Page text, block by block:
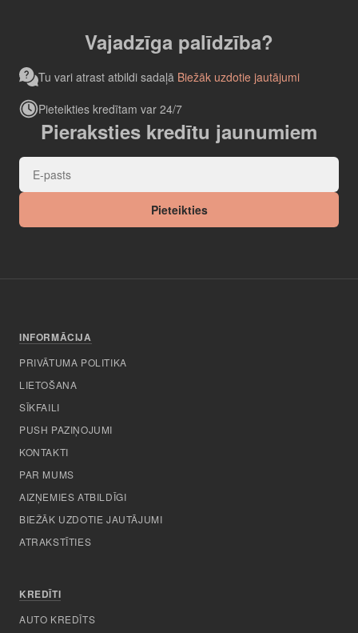
Vajadzīga palīdzība?
Tu vari atrast atbildi sadaļā Biežāk uzdotie jautājumi
Pieteikties kredītam var 24/7
Pieraksties kredītu jaunumiem
Pieteikties
INFORMĀCIJA
PRIVĀTUMA POLITIKA
LIETOŠANA
SĪKFAILI
PUSH PAZIŅOJUMI
KONTAKTI
PAR MUMS
AIZŅEMIES ATBILDĪGI
BIEŽĀK UZDOTIE JAUTĀJUMI
ATRAKSTĪTIES
KREDĪTI
AUTO KREDĪTS